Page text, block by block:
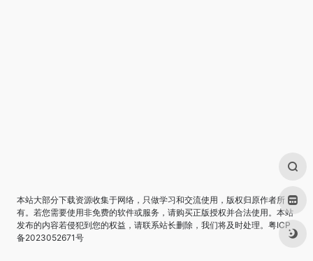
本站大部分下载资源收集于网络，只做学习和交流使用，版权归原作者所
有。若您需要使用非免费的软件或服务，请购买正版授权并合法使用。本站
发布的内容若侵犯到您的权益，请联系站长删除，我们将及时处理。 粤ICP
备2023052671号